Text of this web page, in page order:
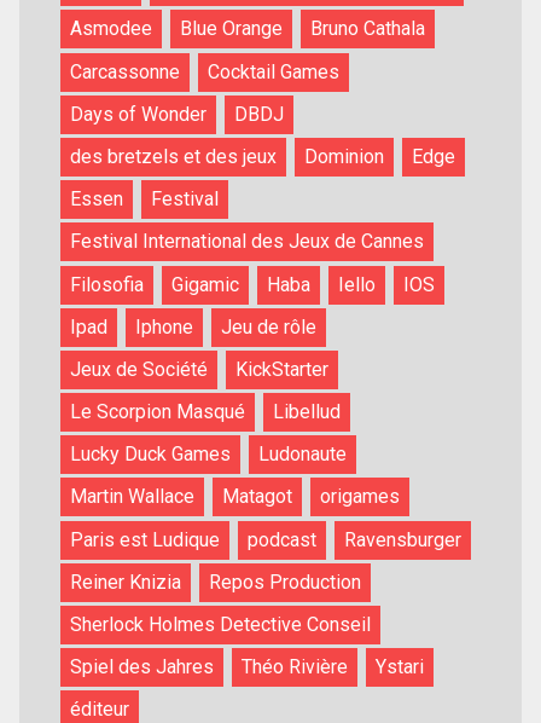
Asmodee
Blue Orange
Bruno Cathala
Carcassonne
Cocktail Games
Days of Wonder
DBDJ
des bretzels et des jeux
Dominion
Edge
Essen
Festival
Festival International des Jeux de Cannes
Filosofia
Gigamic Haba Iello
IOS
Ipad
Iphone
Jeu de rôle
Jeux de Société
KickStarter
Le Scorpion Masqué
Libellud
Lucky Duck Games
Ludonaute
Martin Wallace
Matagot
origames
Paris est Ludique
podcast
Ravensburger
Reiner Knizia
Repos Production
Sherlock Holmes Detective Conseil
Spiel des Jahres
Théo Rivière
Ystari
éditeur